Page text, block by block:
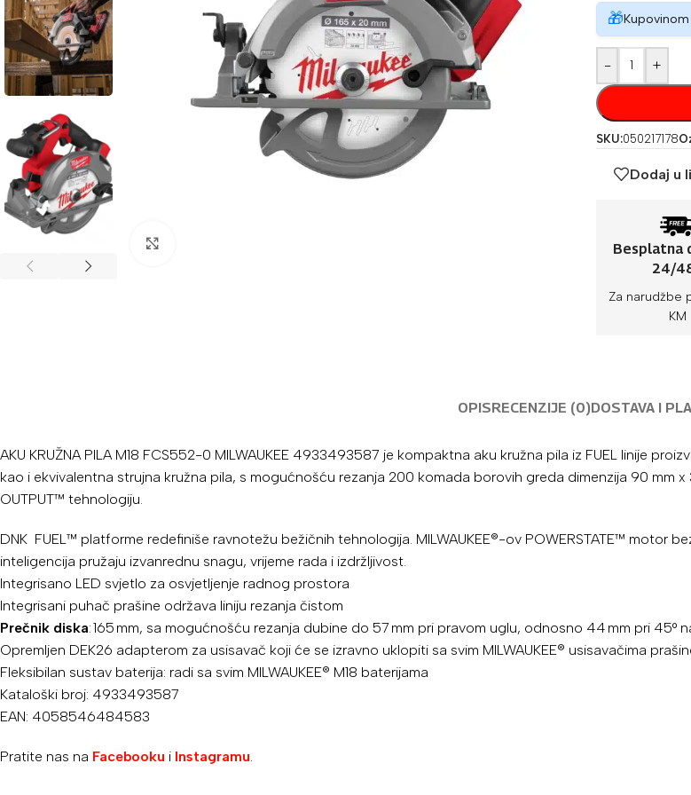
🎁
- +
SKU:050217178
Dodaj u
Besplatna
24/
Za narudžbe
KM
OPISRECENZIJE (0)DOSTAVA I
AKU KRUŽNA PILA M18 FCS552-0 MILWAUKEE 4933493587 je kompaktna aku kružna pila iz FUEL linije
kao i ekvivalentna strujna kružna pila, s mogućnošću rezanja 200 komada borovih greda dimenzija 90 mm
OUTPUT™ tehnologiju.
DNK FUEL™ platforme redefiniše ravnotežu bežičnih tehnologija. MILWAUKEE®-ov POWERSTATE™ motor
inteligencija pružaju izvanrednu snagu, vrijeme rada i izdržljivost.
Integrisano LED svjetlo za osvjetljenje radnog prostora
Integrisani puhač prašine održava liniju rezanja čistom
Prečnik diska: 165 mm, sa mogućnošću rezanja dubine do 57 mm pri pravom uglu, odnosno 44 mm pri 45°
Opremljen DEK26 adapterom za usisavač koji će se izravno uklopiti sa svim MILWAUKEE® usisavačima
Fleksibilan sustav baterija: radi sa svim MILWAUKEE® M18 baterijama
Kataloški broj: 4933493587
EAN: 4058546484583
Pratite nas na Facebooku i Instagramu.